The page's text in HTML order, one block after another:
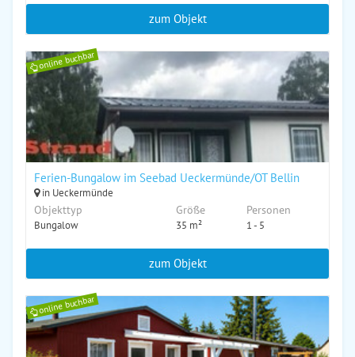
zum Objekt
online buchbar
Ferien-Bungalow im Seebad Ueckermünde/OT Bellin
in Ueckermünde
Objekttyp
Bungalow
Größe
35 m²
Personen
1 - 5
zum Objekt
online buchbar